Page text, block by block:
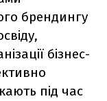
брендингу
бізнес-
під час